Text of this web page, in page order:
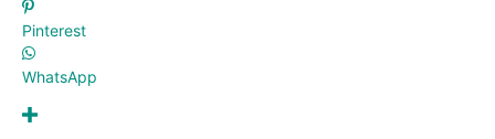
Pinterest
WhatsApp